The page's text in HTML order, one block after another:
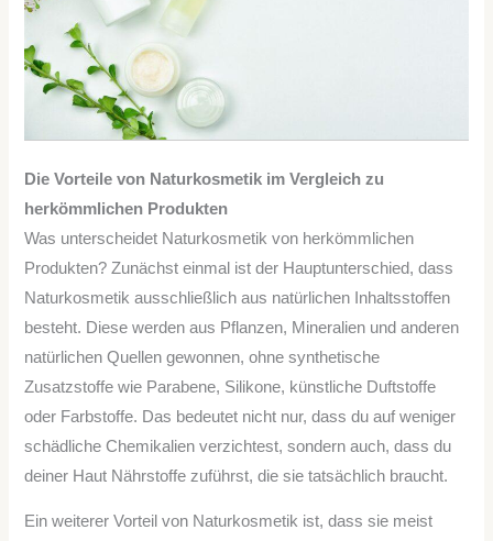
Die Vorteile von Naturkosmetik im Vergleich zu
herkömmlichen Produkten
Was unterscheidet Naturkosmetik von herkömmlichen
Produkten? Zunächst einmal ist der Hauptunterschied, dass
Naturkosmetik ausschließlich aus natürlichen Inhaltsstoffen
besteht. Diese werden aus Pflanzen, Mineralien und anderen
natürlichen Quellen gewonnen, ohne synthetische
Zusatzstoffe wie Parabene, Silikone, künstliche Duftstoffe
oder Farbstoffe. Das bedeutet nicht nur, dass du auf weniger
schädliche Chemikalien verzichtest, sondern auch, dass du
deiner Haut Nährstoffe zuführst, die sie tatsächlich braucht.
Ein weiterer Vorteil von Naturkosmetik ist, dass sie meist